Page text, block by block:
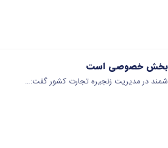
بخش خصوصی است
در مدیریت زنجیره تجارت کشور گفت:…